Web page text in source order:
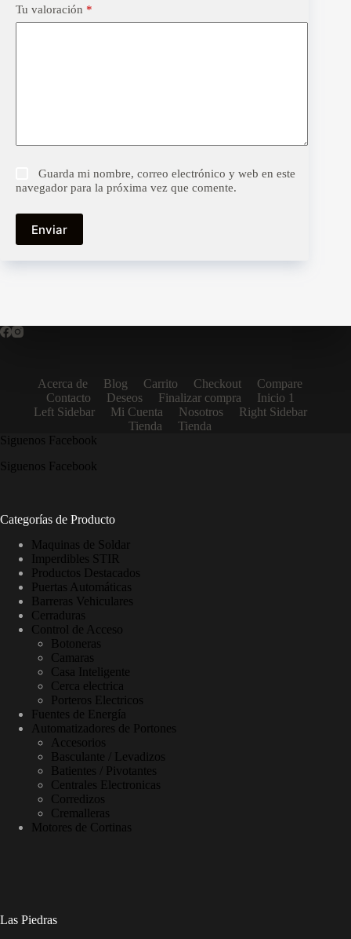
Tu valoración *
Guarda mi nombre, correo electrónico y web en este
navegador para la próxima vez que comente.
Enviar
Acerca de Blog Carrito Checkout
Compare
Contacto
Deseos Finalizar compra
Inicio 1
Left Sidebar
Mi Cuenta Nosotros
Right Sidebar
Tienda
Tienda
Siguenos Facebook
Siguenos Facebook
Categorías de Producto
Maquinas de Soldar
Imperdibles STIR
Productos Destacados
Puertas Automáticas
Barreras Vehiculares
Cerraduras
Control de Acceso
Botoneras
Camaras
Casa Inteligente
Cerca electrica
Porteros Electricos
Fuentes de Energía
Automatizadores de Portones
Accesorios
Basculante / Levadizos
Batientes / Pivotantes
Centrales Electronicas
Corredizos
Cremalleras
Motores de Cortinas
Las Piedras